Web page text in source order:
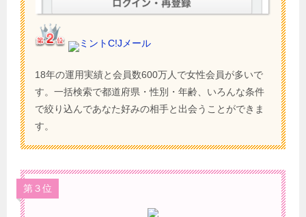
ミントC!Jメール
18年の運用実績と会員数600万人で女性会員が多いで
す。一括検索で都道府県・性別・年齢、いろんな条件
で絞り込んであなた好みの相手と出会うことができま
す。
第３位